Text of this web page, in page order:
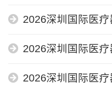
2026深圳国际医
2026深圳国际医
2026深圳国际医疗